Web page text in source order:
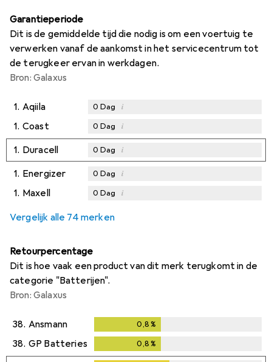
Garantieperiode
Dit is de gemiddelde tijd die nodig is om een voertuig te
verwerken vanaf de aankomst in het servicecentrum tot
de terugkeer ervan in werkdagen.
Bron: Galaxus
1. Aqiila 0 Dag i
1. Coast 0 Dag i
1. Duracell 0 Dag i
1. Energizer 0 Dag i
1. Maxell 0 Dag i
Vergelijk alle 74 merken
Retourpercentage
Dit is hoe vaak een product van dit merk terugkomt in de
categorie "Batterijen".
Bron: Galaxus
38. Ansmann 0,8 %
38. GP Batteries 0,8 %